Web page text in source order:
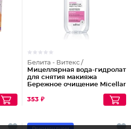
Белита - Витекс /
Мицеллярная вода-гидролат
для снятия макияжа
Бережное очищение Micellar
353 ₽